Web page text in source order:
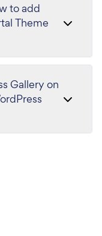
to add
Theme
Gallery on